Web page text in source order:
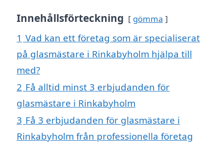
Innehållsförteckning gömma
1 Vad kan ett företag som är specialiserat
på glasmästare i Rinkabyholm hjälpa till
med?
2 Få alltid minst 3 erbjudanden för
glasmästare i Rinkabyholm
3 Få 3 erbjudanden för glasmästare i
Rinkabyholm från professionella företag